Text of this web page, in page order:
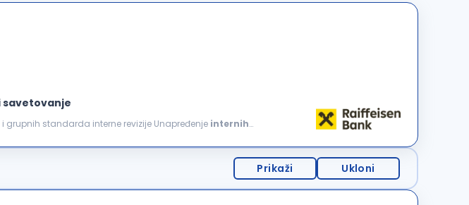
savetovanje
standarda interne revizije Unapređenje internih
Prikaži Ukloni